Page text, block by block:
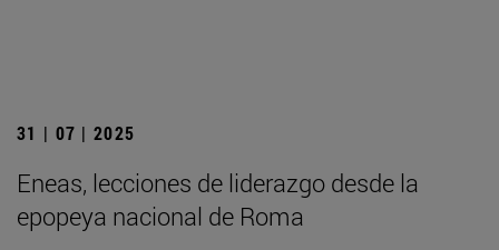
31 | 07 | 2025
Eneas, lecciones de liderazgo desde la
epopeya nacional de Roma